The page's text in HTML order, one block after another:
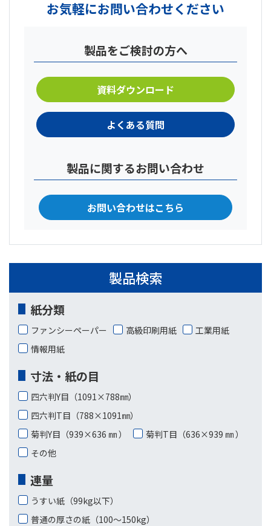
お気軽にお問い合わせください
製品をご検討の方へ
資料ダウンロード
よくある質問
製品に関するお問い合わせ
お問い合わせはこちら
製品検索
紙分類
ファンシーペーパー 高級印刷用紙
工業用紙
情報用紙
寸法・紙の目
四六判Y目（1091×788㎜）
四六判T目（788×1091㎜）
菊判Y目（939×636 ㎜ ）
菊判T目（636×939 ㎜ ）
その他
連量
うすい紙（99kg以下）
普通の厚さの紙（100〜150kg）